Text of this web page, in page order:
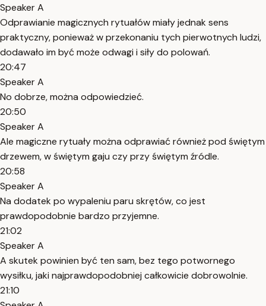
Speaker A
Odprawianie magicznych rytuałów miały jednak sens
praktyczny, ponieważ w przekonaniu tych pierwotnych ludzi,
dodawało im być może odwagi i siły do polowań.
20:47
Speaker A
No dobrze, można odpowiedzieć.
20:50
Speaker A
Ale magiczne rytuały można odprawiać również pod świętym
drzewem, w świętym gaju czy przy świętym źródle.
20:58
Speaker A
Na dodatek po wypaleniu paru skrętów, co jest
prawdopodobnie bardzo przyjemne.
21:02
Speaker A
A skutek powinien być ten sam, bez tego potwornego
wysiłku, jaki najprawdopodobniej całkowicie dobrowolnie.
21:10